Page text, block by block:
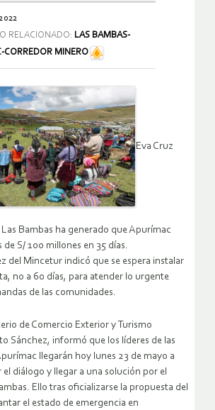
RELACIONADO: LAS BAMBAS-
CORREDOR MINERO
Eva Cruz
Bambas ha generado que Apurímac
S/ 100 millones en 35 días.
del Mincetur indicó que se espera instalar
no a 60 días, para atender lo urgente
de las comunidades.
de Comercio Exterior y Turismo
Sánchez, informó que los líderes de las
llegarán hoy lunes 23 de mayo a
diálogo y llegar a una solución por el
Ello tras oficializarse la propuesta del
el estado de emergencia en